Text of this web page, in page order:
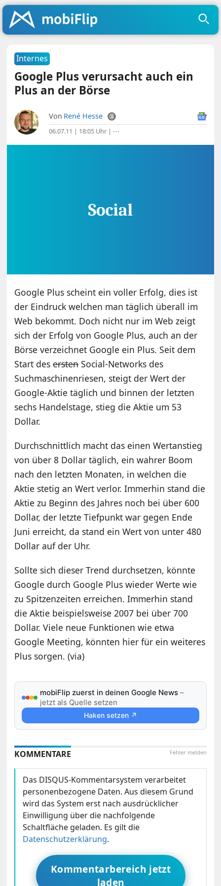
Internes
Google Plus verursacht auch ein
Plus an der Börse
Von René Hesse
06.07.11 | 18:05 Uhr | ⋯
Google Plus scheint ein voller Erfolg, dies ist
der Eindruck welchen man täglich überall im
Web bekommt. Doch nicht nur im Web zeigt
sich der Erfolg von Google Plus, auch an der
Börse verzeichnet Google ein Plus. Seit dem
Start deserstenSocial-Networks des
Suchmaschinenriesen, steigt der Wert der
Google-Aktie täglich und binnen der letzten
sechs Handelstage, stieg die Aktie um 53
Dollar.
Durchschnittlich macht das einen Wertanstieg
von über 8 Dollar täglich, ein wahrer Boom
nach den letzten Monaten, in welchen die
Aktie stetig an Wert verlor. Immerhin stand die
Aktie zu Beginn des Jahres noch bei über 600
Dollar, der letzte Tiefpunkt war gegen Ende
Juni erreicht, da stand ein Wert von unter 480
Dollar auf der Uhr.
Sollte sich dieser Trend durchsetzen, könnte
Google durch Google Plus wieder Werte wie
zu Spitzenzeiten erreichen. Immerhin stand
die Aktie beispielsweise 2007 bei über 700
Dollar. Viele neue Funktionen wie etwa
Google Meeting, könnten hier für ein weiteres
Plus sorgen. (via)
mobiFlip zuerst in deinen Google News –
jetzt als Quelle setzen
Haken setzen ↗
Fehler melden
KOMMENTARE
Das DISQUS-Kommentarsystem verarbeitet
personenbezogene Daten. Aus diesem Grund
wird das System erst nach ausdrücklicher
Einwilligung über die nachfolgende
Schaltfläche geladen. Es gilt die
Datenschutzerklärung.
Kommentarbereich jetzt
laden